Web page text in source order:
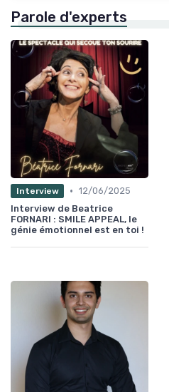
Parole d'experts
Interview • 12/06/2025
Interview de Beatrice
FORNARI : SMILE APPEAL, le
génie émotionnel est en toi !